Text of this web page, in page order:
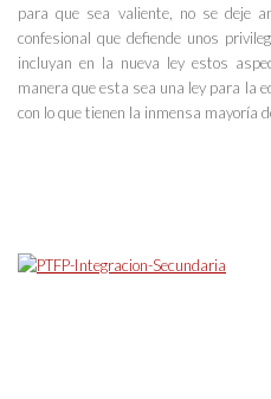
para que sea valiente, no se deje
confesional que defiende unos
incluyan en la nueva ley estos
manera que esta sea una ley para la
con lo que tienen la inmensa mayoría